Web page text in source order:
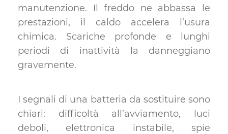
manutenzione. Il freddo ne abbassa le
prestazioni, il caldo accelera l’usura
chimica. Scariche profonde e lunghi
periodi di inattività la danneggiano
gravemente.
I segnali di una batteria da sostituire sono
chiari: difficoltà all’avviamento, luci
deboli, elettronica instabile, spie